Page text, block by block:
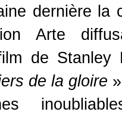
dernière la
Arte
de Stanley
de la gloire